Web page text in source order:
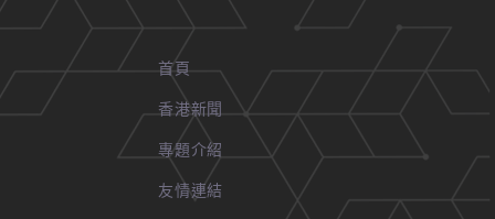
首頁
香港新聞
專題介紹
友情連結